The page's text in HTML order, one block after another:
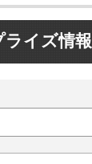
ライズ情報